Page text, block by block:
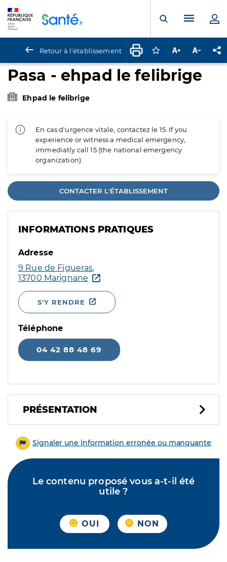
Ouvrir laMenu
Retour à l'établissement Connectez-vous
Augmenter la
Pasa - ehpad le felibrige
Ehpad le felibrige
En cas d'urgence vitale, contactez le 15. If you
experience or witness a medical emergency,
immediatly call 15 (the national emergency
organization).
CONTACTER L'ÉTABLISSEMENT
INFORMATIONS PRATIQUES
Adresse
9 Rue de Figueras,
13700 Marignane
S'Y RENDRE
Téléphone
04 42 88 48 69
PRÉSENTATION
Signaler une information erronée ou manquante
Le contenu proposé vous a-t-il été
utile ?
OUI NON